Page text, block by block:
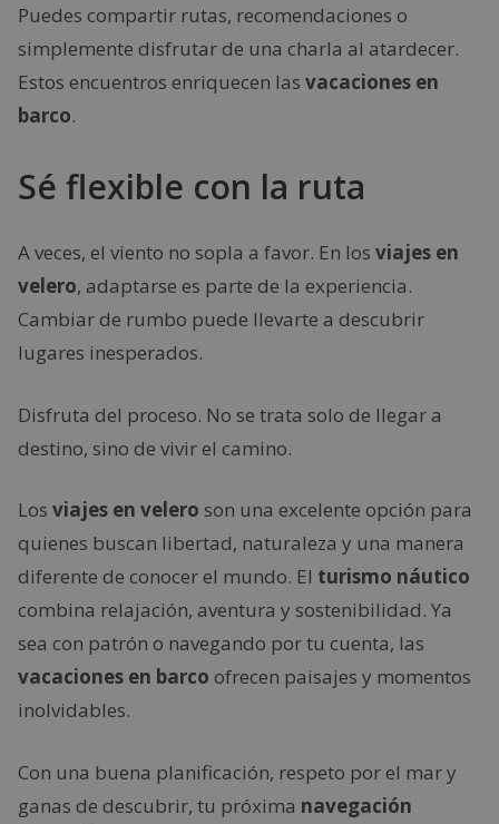
Puedes compartir rutas, recomendaciones o
simplemente disfrutar de una charla al atardecer.
Estos encuentros enriquecen las vacaciones en
barco.
Sé flexible con la ruta
A veces, el viento no sopla a favor. En los viajes en
velero, adaptarse es parte de la experiencia.
Cambiar de rumbo puede llevarte a descubrir
lugares inesperados.
Disfruta del proceso. No se trata solo de llegar a
destino, sino de vivir el camino.
Los viajes en velero son una excelente opción para
quienes buscan libertad, naturaleza y una manera
diferente de conocer el mundo. El turismo náutico
combina relajación, aventura y sostenibilidad. Ya
sea con patrón o navegando por tu cuenta, las
vacaciones en barco ofrecen paisajes y momentos
inolvidables.
Con una buena planificación, respeto por el mar y
ganas de descubrir, tu próxima navegación